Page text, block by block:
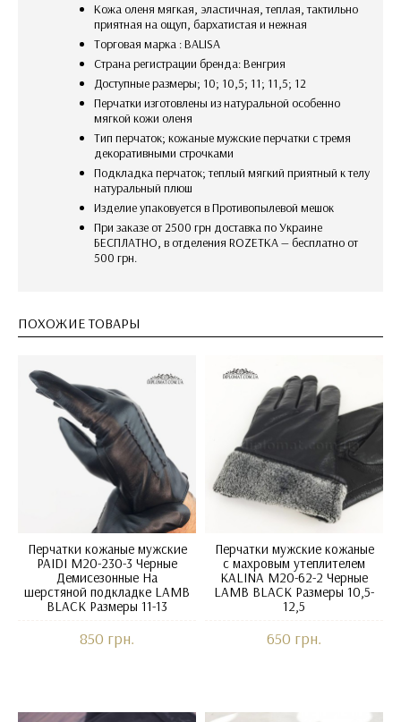
Кожа оленя мягкая, эластичная, теплая, тактильно
приятная на ощуп, бархатистая и нежная
Торговая марка : BALISA
Страна регистрации бренда: Венгрия
Доступные размеры; 10; 10,5; 11; 11,5; 12
Перчатки изготовлены из натуральной особенно
мягкой кожи оленя
Тип перчаток; кожаные мужские перчатки с тремя
декоративными строчками
Подкладка перчаток; теплый мягкий приятный к телу
натуральный плюш
изделие упаковуется в Противопылевой мешок
При заказе от 2500 грн доставка по Украине
БЕСПЛАТНО, в отделения ROZETKA — бесплатно от
500 грн.
ПОХОЖИЕ ТОВАРЫ
Перчатки кожаные мужские
PAIDI M20-230-3 Черные
Демисезонные На
шерстяной подкладке LAMB
BLACK Размеры 11-13
850 грн.
Перчатки мужские кожаные
с махровым утеплителем
KALINA M20-62-2 Черные
LAMB BLACK Размеры 10,5-
12,5
650 грн.